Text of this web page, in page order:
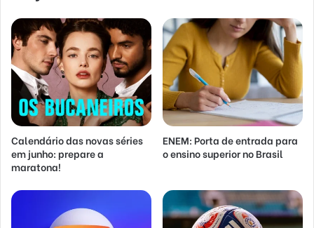
Calendário das novas séries
em junho: prepare a
maratona!
ENEM: Porta de entrada para
o ensino superior no Brasil